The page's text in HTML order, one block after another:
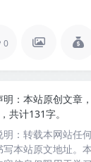
0
： 本站原创文章
共计131字。
： 转载本网站任
写本站原文地址。